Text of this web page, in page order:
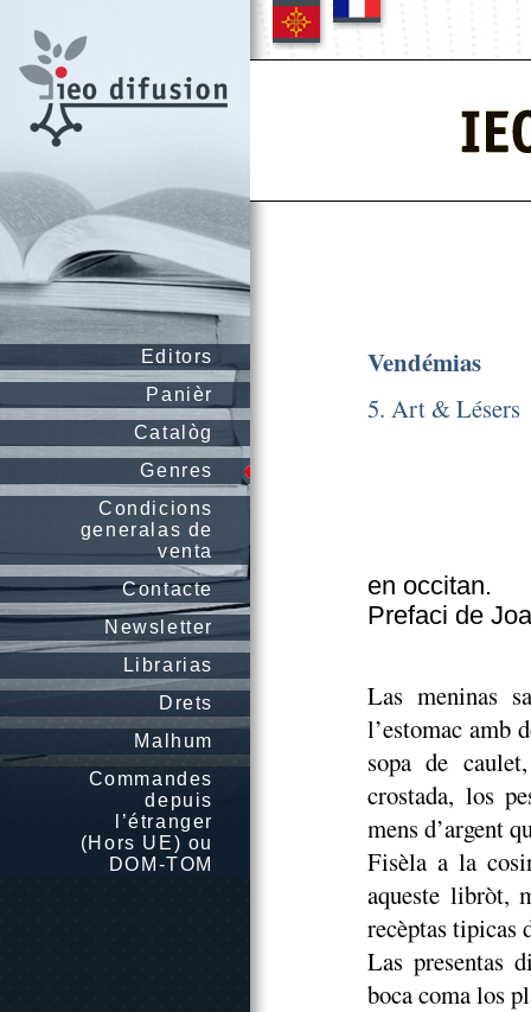
Editors
Panièr
Catalòg
Genres
Condicions
generalas de
venta
Contacte
Newsletter
Librarias
Drets
Malhum
Commandes
depuis
l’étranger
(Hors UE) ou
DOM-TOM
Vendémias
5. Art & Lésers
en occitan.
Prefaci de
Las meninas
l’estomac amb
sopa de
crostada, los
mens d’argent
Fisèla a la
aqueste libròt,
recèptas tipicas
Las presentas
boca coma los